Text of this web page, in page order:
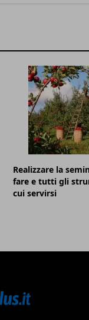
Realizzare la
fare e tutti gli
cui servirsi